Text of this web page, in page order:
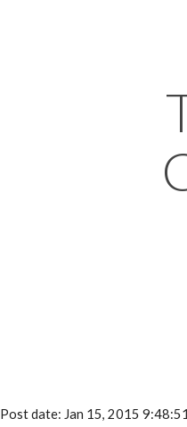
Post date: Jan 15, 2015